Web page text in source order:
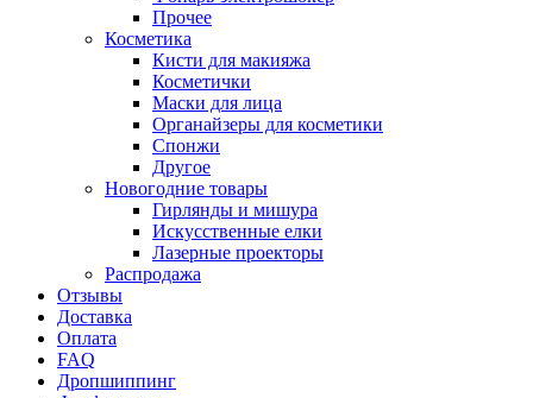
Прочее
Косметика
Кисти для макияжа
Косметички
Маски для лица
Органайзеры для косметики
Спонжи
Другое
Новогодние товары
Гирлянды и мишура
Искусственные елки
Лазерные проекторы
Распродажа
Отзывы
Доставка
Оплата
FAQ
Дропшиппинг